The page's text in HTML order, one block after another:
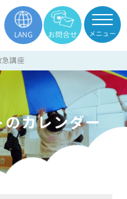
LANG お問合せ メニュー
急講座
カレンダー